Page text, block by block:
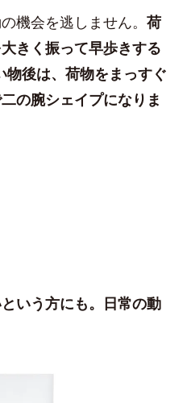
機会を逃しません。 荷
きく振って早歩きする
物後は、荷物をまっすぐ
の腕シェイプになりま
いう方にも。日常の動